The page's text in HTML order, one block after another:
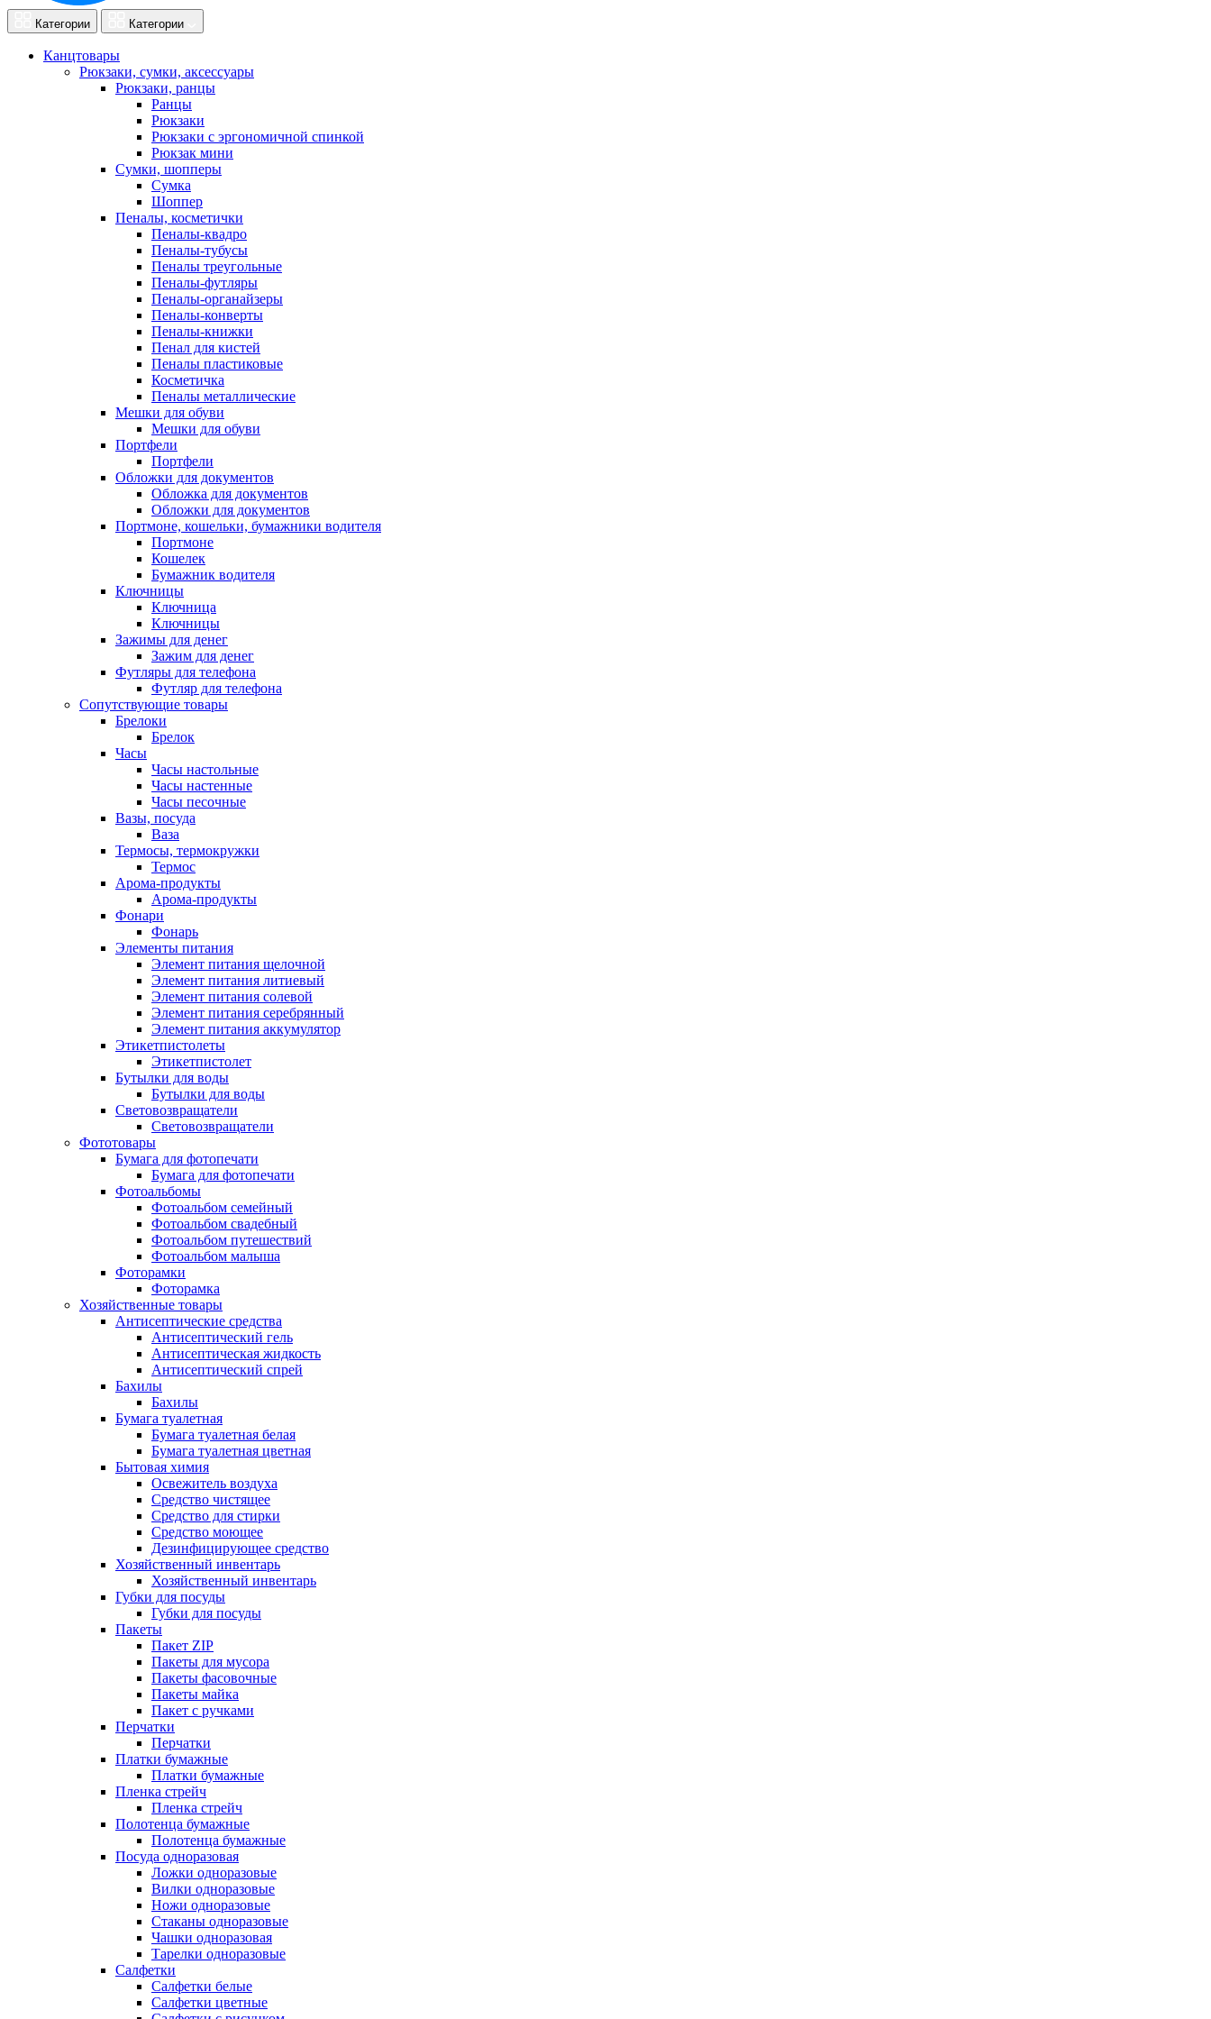
Категории Категории
Канцтовары
Рюкзаки, сумки, аксессуары
Рюкзаки, ранцы
Ранцы
Рюкзаки
Рюкзаки с эргономичной спинкой
Рюкзак мини
Сумки, шопперы
Сумка
Шоппер
Пеналы, косметички
Пеналы-квадро
Пеналы-тубусы
Пеналы треугольные
Пеналы-футляры
Пеналы-органайзеры
Пеналы-конверты
Пеналы-книжки
Пенал для кистей
Пеналы пластиковые
Косметичка
Пеналы металлические
Мешки для обуви
Мешки для обуви
Портфели
Портфели
Обложки для документов
Обложка для документов
Обложки для документов
Портмоне, кошельки, бумажники водителя
Портмоне
Кошелек
Бумажник водителя
Ключницы
Ключница
Ключницы
Зажимы для денег
Зажим для денег
Футляры для телефона
Футляр для телефона
Сопутствующие товары
Брелоки
Брелок
Часы
Часы настольные
Часы настенные
Часы песочные
Вазы, посуда
Ваза
Термосы, термокружки
Термос
Арома-продукты
Арома-продукты
Фонари
Фонарь
Элементы питания
Элемент питания щелочной
Элемент питания литиевый
Элемент питания солевой
Элемент питания серебрянный
Элемент питания аккумулятор
Этикетпистолеты
Этикетпистолет
Бутылки для воды
Бутылки для воды
Световозвращатели
Световозвращатели
Фототовары
Бумага для фотопечати
Бумага для фотопечати
Фотоальбомы
Фотоальбом семейный
Фотоальбом свадебный
Фотоальбом путешествий
Фотоальбом малыша
Фоторамки
Фоторамка
Хозяйственные товары
Антисептические средства
Антисептический гель
Антисептическая жидкость
Антисептический спрей
Бахилы
Бахилы
Бумага туалетная
Бумага туалетная белая
Бумага туалетная цветная
Бытовая химия
Освежитель воздуха
Средство чистящее
Средство для стирки
Средство моющее
Дезинфицирующее средство
Хозяйственный инвентарь
Хозяйственный инвентарь
Губки для посуды
Губки для посуды
Пакеты
Пакет ZIP
Пакеты для мусора
Пакеты фасовочные
Пакеты майка
Пакет с ручками
Перчатки
Перчатки
Платки бумажные
Платки бумажные
Пленка стрейч
Пленка стрейч
Полотенца бумажные
Полотенца бумажные
Посуда одноразовая
Ложки одноразовые
Вилки одноразовые
Ножи одноразовые
Стаканы одноразовые
Чашки одноразовая
Тарелки одноразовые
Салфетки
Салфетки белые
Салфетки цветные